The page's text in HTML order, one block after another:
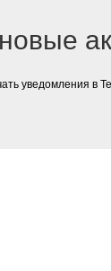
уведомления в